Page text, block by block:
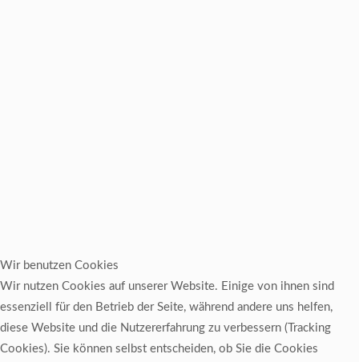
Wir benutzen Cookies
Wir nutzen Cookies auf unserer Website. Einige von ihnen sind
essenziell für den Betrieb der Seite, während andere uns helfen,
diese Website und die Nutzererfahrung zu verbessern (Tracking
Cookies). Sie können selbst entscheiden, ob Sie die Cookies